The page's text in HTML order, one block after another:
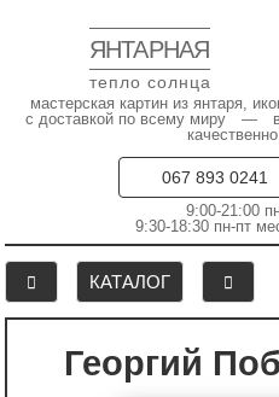
ЯНТАРНАЯ
тепло солнца
мастерская картин из янтаря,
с доставкой по всему миру —
067 893 0241
9:00-21:00
9:30-18:30 пн-пт
КАТАЛОГ
Георгий